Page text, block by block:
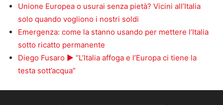
Unione Europea o usurai senza pietà? Vicini all’Italia
solo quando vogliono i nostri soldi
Emergenza: come la stanno usando per mettere l’Italia
sotto ricatto permanente
Diego Fusaro ► “L’Italia affoga e l’Europa ci tiene la
testa sott’acqua”